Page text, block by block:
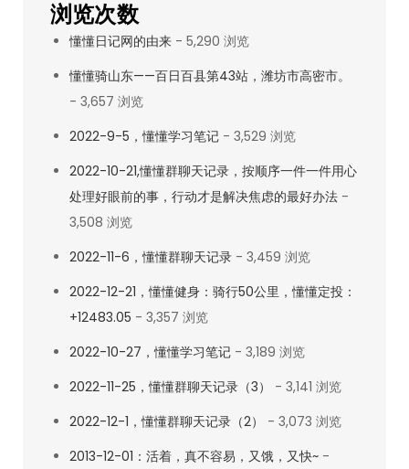
浏览次数
懂懂日记网的由来 - 5,290 浏览
懂懂骑山东——百日百县第43站，潍坊市高密市。
- 3,657 浏览
2022-9-5，懂懂学习笔记 - 3,529 浏览
2022-10-21,懂懂群聊天记录，按顺序一件一件用心
处理好眼前的事，行动才是解决焦虑的最好办法 -
3,508 浏览
2022-11-6，懂懂群聊天记录 - 3,459 浏览
2022-12-21，懂懂健身：骑行50公里，懂懂定投：
+12483.05 - 3,357 浏览
2022-10-27，懂懂学习笔记 - 3,189 浏览
2022-11-25，懂懂群聊天记录（3）
- 3,141 浏览
2022-12-1，懂懂群聊天记录（2）
- 3,073 浏览
2013-12-01：活着，真不容易，又饿，又快~ -